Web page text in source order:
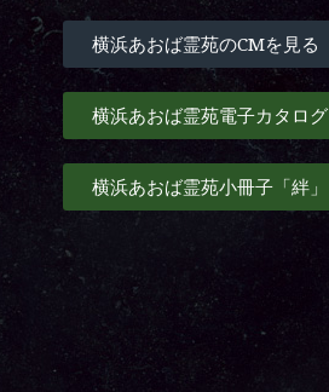
横浜あおば霊苑のCMを見る
横浜あおば霊苑電子カタログ
横浜あおば霊苑小冊子「絆」